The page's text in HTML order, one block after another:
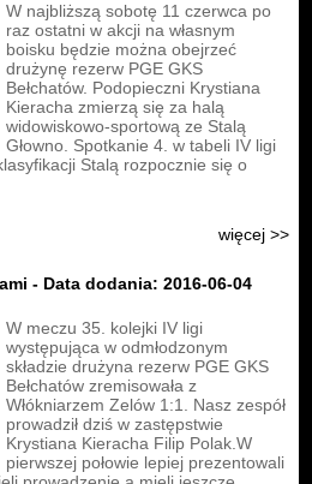
W najbliższą sobotę 11 czerwca po
raz ostatni w akcji na własnym
boisku będzie można obejrzeć
drużynę rezerw PGE GKS
Bełchatów. Podopieczni Krystiana
Kieracha zmierzą się za halą
widowiskowo-sportową ze Stalą
Głowno. Spotkanie 4. w tabeli IV ligi
Stalą rozpocznie się o
więcej >>
- Data dodania: 2016-06-04
W meczu 35. kolejki IV ligi
występująca w odmłodzonym
składzie drużyna rezerw PGE GKS
Bełchatów zremisowała z
Włókniarzem Zelów 1:1. Nasz zespół
prowadził dziś w zastępstwie
Krystiana Kieracha Filip Polak.W
pierwszej połowie lepiej prezentowali